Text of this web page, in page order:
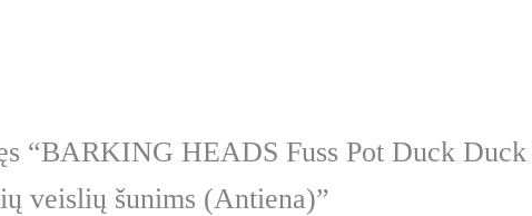
“BARKING HEADS Fuss Pot Duck
veislių šunims (Antiena)”